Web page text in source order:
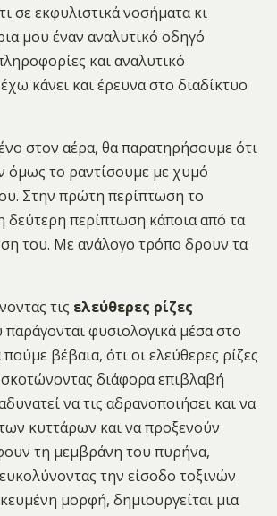
σε εκφυλιστικά νοσήματα κι
μου έναν αναλυτικό οδηγό
και αναλυτικό
κάνει και έρευνα στο διαδίκτυο
στον αέρα, θα παρατηρήσουμε ότι
όμως το ραντίσουμε με χυμό
Στην πρώτη περίπτωση το
δεύτερη περίπτωση κάποια από τα
του. Με ανάλογο τρόπο δρουν τα
τις ελεύθερες ρίζες
φυσιολογικά μέσα στο
βέβαια, ότι οι ελεύθερες ρίζες
διάφορα επιβλαβή
να τις αδρανοποιήσει και να
κυττάρων και να προξενούν
τη μεμβράνη του πυρήνα,
την είσοδο τοξινών
μορφή, δημιουργείται μια